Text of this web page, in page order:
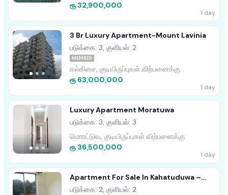
ரூ 32,900,000
1 day
3 Br Luxury Apartment-Mount Lavinia
படுக்கை: 3, குளியல்: 2
MEMBER
கல்கிசை, குடியிருப்புகள் விற்பனைக்கு
ரூ 63,000,000
1 day
Luxury Apartment Moratuwa
படுக்கை: 3, குளியல்: 3
மொரட்டுவ, குடியிருப்புகள் விற்பனைக்கு
ரூ 36,500,000
1 day
Apartment For Sale In Kahatuduwa –
Homeland Garden
படுக்கை: 2, குளியல்: 2